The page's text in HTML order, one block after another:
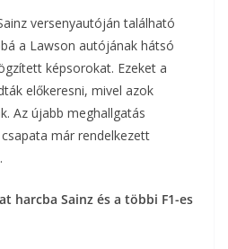
versenyautóján található
a Lawson autójának hátsó
képsorokat. Ezeket a
előkeresni, mivel azok
Az újabb meghallgatás
már rendelkezett
harcba Sainz és a többi F1-es